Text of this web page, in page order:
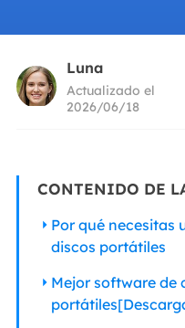
Luna
Actualizado el
2026/06/18
CONTENIDO DE
Por qué necesitas
discos portátiles
Mejor software de